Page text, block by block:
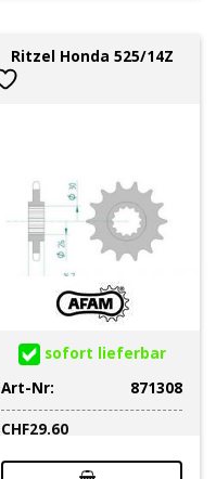
Ritzel Honda 525/14Z
sofort lieferbar
Art-Nr:
871308
CHF29.60